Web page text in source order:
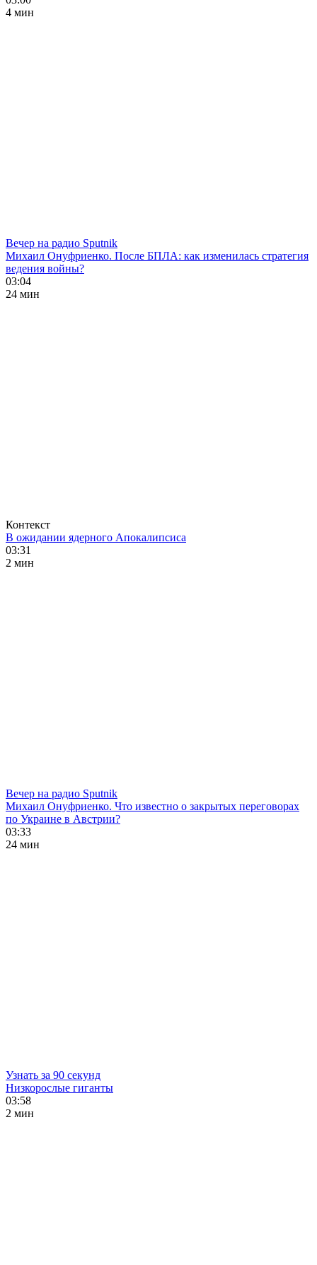
4 мин
Вечер на радио Sputnik
Михаил Онуфриенко. После БПЛА: как изменилась стратегия
ведения войны?
03:04
24 мин
Контекст
В ожидании ядерного Апокалипсиса
03:31
2 мин
Вечер на радио Sputnik
Михаил Онуфриенко. Что известно о закрытых переговорах
по Украине в Австрии?
03:33
24 мин
Узнать за 90 секунд
Низкорослые гиганты
03:58
2 мин